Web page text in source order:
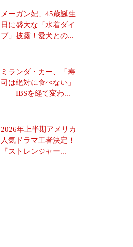
メーガン妃、45歳誕生
日に盛大な「水着ダイ
ブ」披露！愛犬との...
ミランダ・カー、「寿
司は絶対に食べない」
――IBSを経て変わ...
2026年上半期アメリカ
人気ドラマ王者決定！
『ストレンジャー...